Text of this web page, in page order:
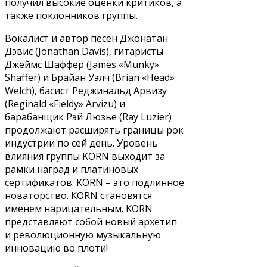
также поклонников группы.
Вокалист и автор песен Джонатан
Дэвис (Jonathan Davis), гитаристы
Джеймс Шаффер (James «Munky»
Shaffer) и Брайан Уэлч (Brian «Head»
Welch), басист Реджинальд Арвизу
(Reginald «Fieldy» Arvizu) и
барабанщик Рэй Люзье (Ray Luzier)
продолжают расширять границы рок
индустрии по сей день. Уровень
влияния группы KORN выходит за
рамки наград и платиновых
сертификатов. KORN – это подлинное
новаторство. KORN становятся
именем нарицательным. KORN
представляют собой новый архетип
и революционную музыкальную
инновацию во плоти!